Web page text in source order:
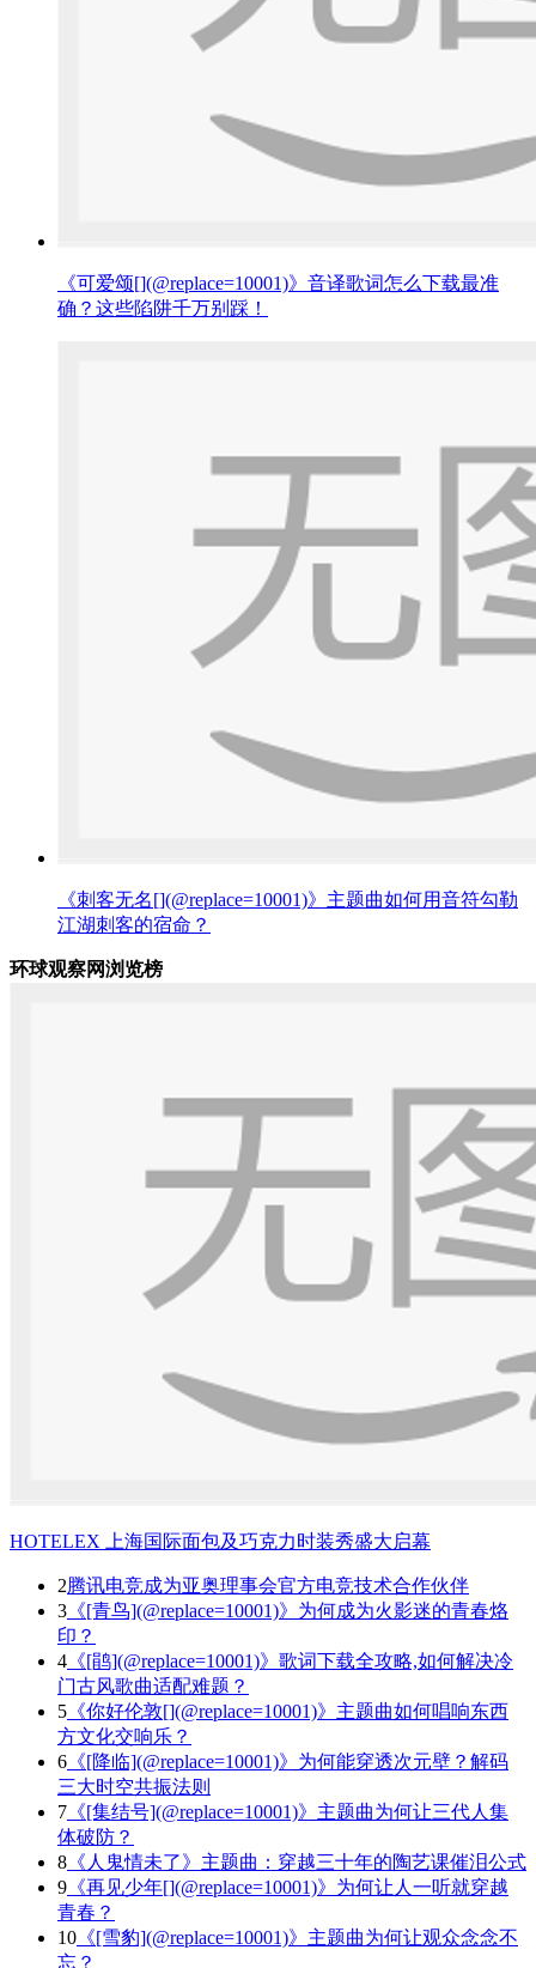
《可爱颂[](@replace=10001)》音译歌词怎么下载最准
确？这些陷阱千万别踩！
《刺客无名[](@replace=10001)》主题曲如何用音符勾勒
江湖刺客的宿命？
环球观察网浏览榜
HOTELEX 上海国际面包及巧克力时装秀盛大启幕
2腾讯电竞成为亚奥理事会官方电竞技术合作伙伴
3 《[青鸟](@replace=10001)》为何成为火影迷的青春烙
印？
4 《[鹃](@replace=10001)》歌词下载全攻略,如何解决冷
门古风歌曲适配难题？
5 《你好伦敦[](@replace=10001)》主题曲如何唱响东西
方文化交响乐？
6 《[降临](@replace=10001)》为何能穿透次元壁？解码
三大时空共振法则
7 《[集结号](@replace=10001)》主题曲为何让三代人集
体破防？
8 《人鬼情未了》主题曲：穿越三十年的陶艺课催泪公式
9 《再见少年[](@replace=10001)》为何让人一听就穿越
青春？
10 《[雪豹](@replace=10001)》主题曲为何让观众念念不
忘？